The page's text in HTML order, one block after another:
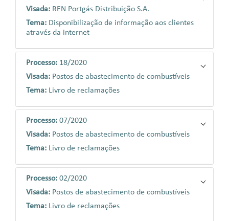
Visada: REN Portgás Distribuição S.A.
Tema: Disponibilização de informação aos clientes
através da internet
Processo: 18/2020
Visada: Postos de abastecimento de combustíveis
Tema: Livro de reclamações
Processo: 07/2020
Visada: Postos de abastecimento de combustíveis
Tema: Livro de reclamações
Processo: 02/2020
Visada: Postos de abastecimento de combustíveis
Tema: Livro de reclamações